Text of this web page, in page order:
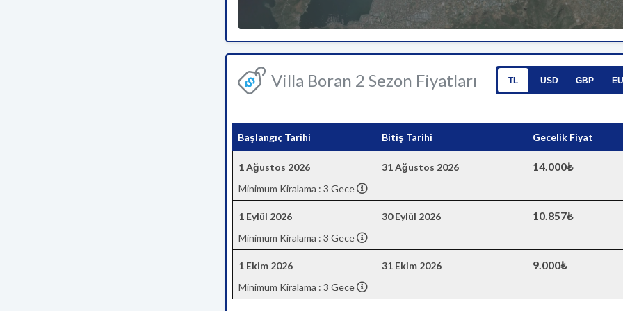
Villa Boran 2 Sezon Fiyatları TL USD GBP
Başlangıç Tarihi Bitiş Tarihi Gecelik Fiyat
1 Ağustos 2026 31 Ağustos 2026 14.000₺
Minimum Kiralama : 3 Gece
1 Eylül 2026 30 Eylül 2026 10.857₺
Minimum Kiralama : 3 Gece
1 Ekim 2026 31 Ekim 2026 9.000₺
Minimum Kiralama : 3 Gece